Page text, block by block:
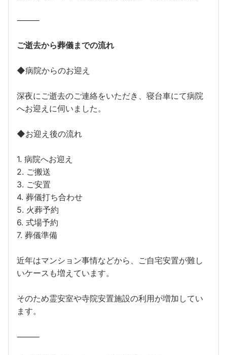
⸻
ご逝去から葬儀までの流れ
◆病院からのお迎え
深夜にご逝去のご連絡をいただき、寝台車にて病院
へお迎えに伺いました。
◆お迎え後の流れ
1. 病院へお迎え
2. ご搬送
3. ご安置
4. 葬儀打ち合わせ
5. 火葬予約
6. 式場予約
7. 葬儀準備
近年はマンション事情などから、ご自宅安置が難し
いケースも増えています。
そのため霊安室や寺院安置施設の利用が増加してい
ます。
⸻